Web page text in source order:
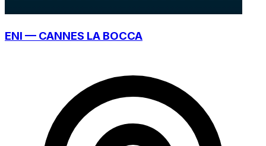
ENI — CANNES LA BOCCA